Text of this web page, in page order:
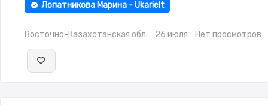
Лопатникова Марина - Ukarielt
Восточно-Казахстанская обл. 26 июля Нет просмотров